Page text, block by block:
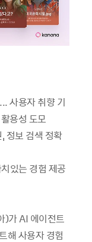
사용자 취향 기
용성 도모
정보 검색 정확
있는 경험 제공
가 AI 에이전트
해 사용자 경험